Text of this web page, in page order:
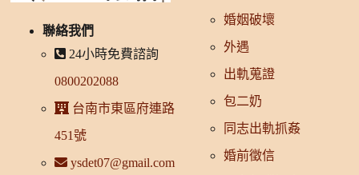
聯絡我們
24小時免費諮詢
0800202088
台南市東區府連路
451號
ysdet07@gmail.com
婚姻破壞
外遇
出軌蒐證
包二奶
同志出軌抓姦
婚前徵信